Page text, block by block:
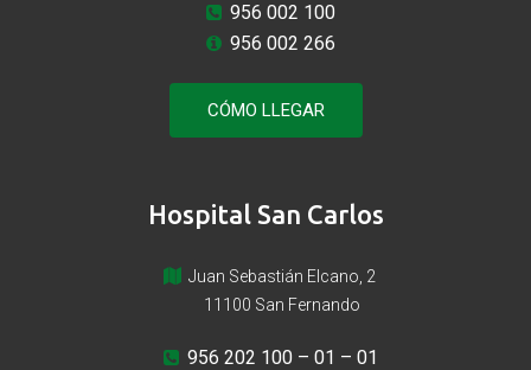
956 002 100
956 002 266
CÓMO LLEGAR
Hospital San Carlos
Juan Sebastián Elcano, 2
11100 San Fernando
956 202 100– 01 – 01